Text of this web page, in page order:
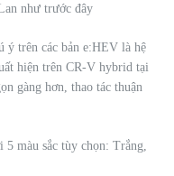
như trước đây
ý trên các bản e:HEV là hệ
hiện trên CR-V hybrid tại
gàng hơn, thao tác thuận
màu sắc tùy chọn: Trắng,